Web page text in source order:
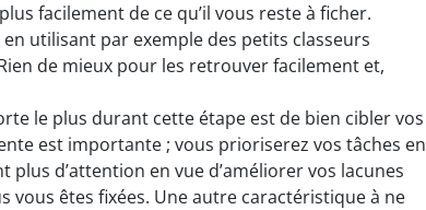
facilement de ce qu’il vous reste à ficher.
utilisant par exemple des petits classeurs
de mieux pour les retrouver facilement et,
le plus durant cette étape est de bien cibler vos
est importante ; vous prioriserez vos tâches en
d’attention en vue d’améliorer vos lacunes
vous êtes fixées. Une autre caractéristique à ne